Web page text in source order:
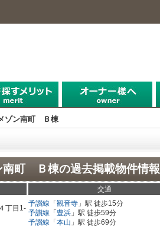
ゾン南町 Ｂ棟
南町 Ｂ棟の過去掲載物件情報
交通
４丁目1-
予讃線 「 観音寺 」駅 徒歩15分
予讃線 「 豊浜 」駅 徒歩59分
予讃線 「 本山 」駅 徒歩69分